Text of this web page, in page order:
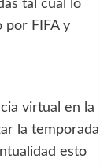
tal cual lo
por FIFA y
virtual en la
la temporada
esto